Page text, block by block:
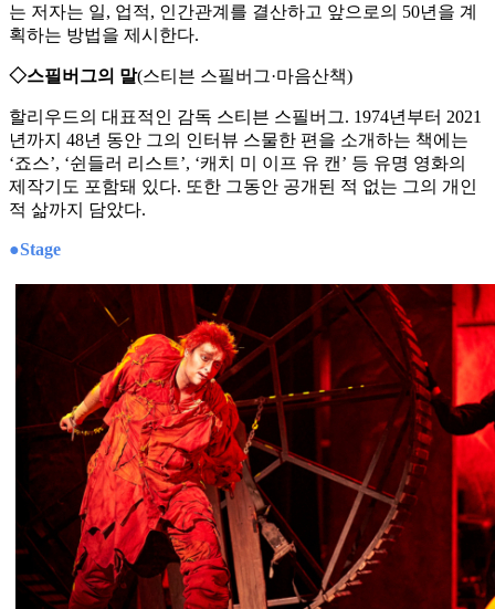
는 저자는 일, 업적, 인간관계를 결산하고 앞으로의 50년을 계
획하는 방법을 제시한다.
◇스필버그의 말(스티븐 스필버그·마음산책)
할리우드의 대표적인 감독 스티븐 스필버그. 1974년부터 2021
년까지 48년 동안 그의 인터뷰 스물한 편을 소개하는 책에는
‘죠스’, ‘쉰들러 리스트’, ‘캐치 미 이프 유 캔’ 등 유명 영화의
제작기도 포함돼 있다. 또한 그동안 공개된 적 없는 그의 개인
적 삶까지 담았다.
●Stage